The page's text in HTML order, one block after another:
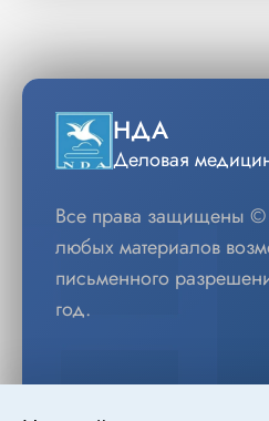
НДА
Деловая
Все права защищены ©
любых материалов
письменного
год.